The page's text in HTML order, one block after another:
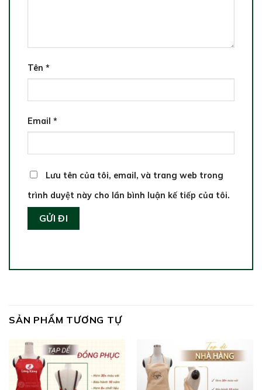
Tên *
Email *
Lưu tên của tôi, email, và trang web trong
trình duyệt này cho lần bình luận kế tiếp của tôi.
SẢN PHẨM TƯƠNG TỰ